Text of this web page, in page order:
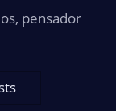
pensador